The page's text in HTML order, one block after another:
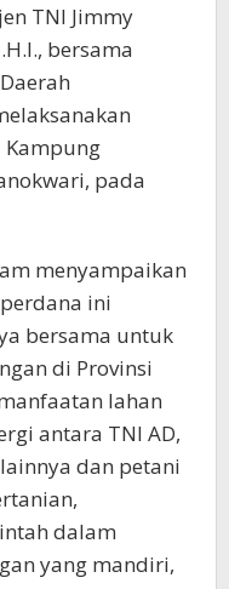
TNI Jimmy
bersama
pada
menyampaikan
ini
bersama untuk
di Provinsi
lahan
antara TNI AD,
dan petani
dalam
yang mandiri,